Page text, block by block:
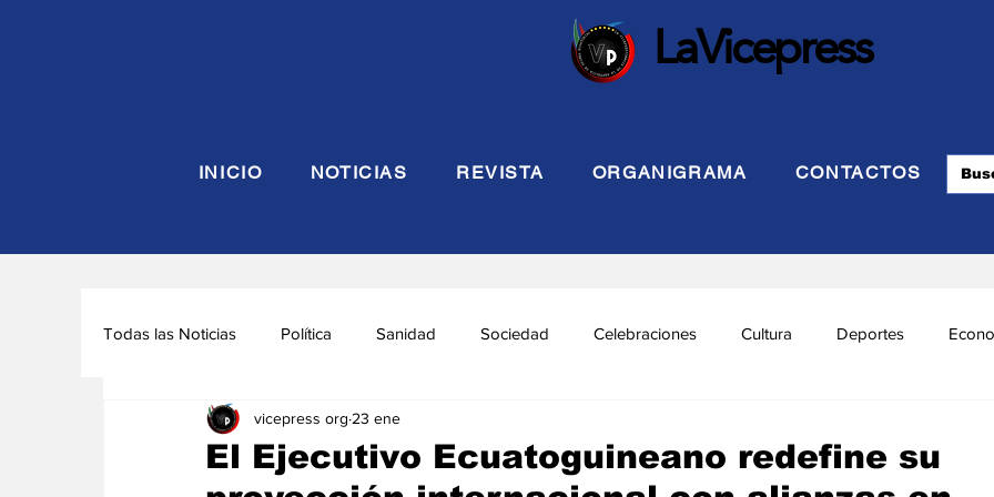
LaVicepress
INICIO NOTICIAS REVISTA ORGANIGRAMA CONTACTOS
Todas las Noticias Política Sanidad Sociedad Celebraciones Cultura Deportes
Seguridad y Defensa Turismo
El Ejecutivo Ecuatoguineano redefine su
vicepress org 23 ene